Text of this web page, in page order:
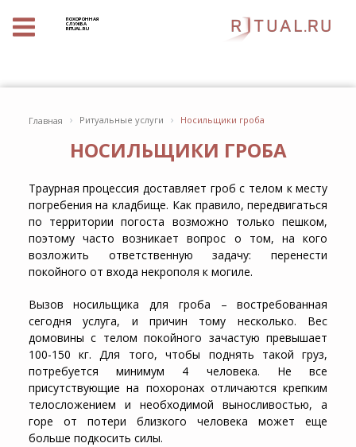
ПОХОРОННАЯ
СЛУЖБА
RITUAL.RU
Главная › Ритуальные услуги › Носильщики гроба
НОСИЛЬЩИКИ ГРОБА
Траурная процессия доставляет гроб с телом к месту
погребения на кладбище. Как правило, передвигаться
по территории погоста возможно только пешком,
поэтому часто возникает вопрос о том, на кого
возложить ответственную задачу: перенести
покойного от входа некрополя к могиле.
Вызов носильщика для гроба – востребованная
сегодня услуга, и причин тому несколько. Вес
домовины с телом покойного зачастую превышает
100-150 кг. Для того, чтобы поднять такой груз,
потребуется минимум 4 человека. Не все
присутствующие на похоронах отличаются крепким
телосложением и необходимой выносливостью, а
горе от потери близкого человека может еще
больше подкосить силы.